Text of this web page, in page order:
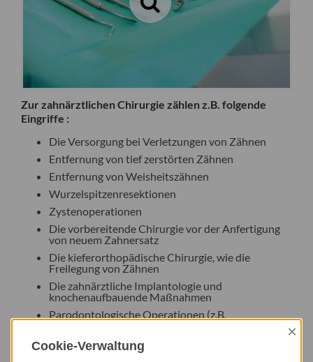
Zur zahnärztlichen Chirurgie zählen z.B. folgende
Eingriffe :
Die Versorgung bei Verletzungen von Zähnen
Entfernung von tief zerstörten Zähnen
Entfernung von Weisheitszähnen
Wurzelspitzenresektionen
Zystenoperationen
Die vorbereitende Chirurgie vor der Anfertigung
von neuem Zahnersatz
Die kieferorthopädische Chirurgie, wie die
Freilegung von Zähnen
Die zahnärztliche Implantologie und
knochenaufbauende Maßnahmen
Parodontologische Operationen (z.B.
Kieferhöhlenerkrankungen, die von den Zähnen
ausgehen
Cookie-Verwaltung
×